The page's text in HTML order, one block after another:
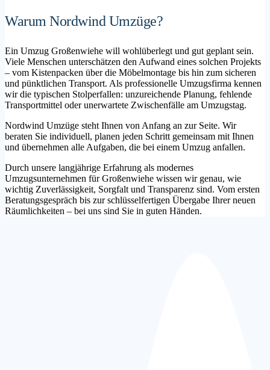
Warum Nordwind Umzüge?
Ein Umzug Großenwiehe will wohlüberlegt und gut geplant sein.
Viele Menschen unterschätzen den Aufwand eines solchen Projekts
– vom Kistenpacken über die Möbelmontage bis hin zum sicheren
und pünktlichen Transport. Als professionelle Umzugsfirma kennen
wir die typischen Stolperfallen: unzureichende Planung, fehlende
Transportmittel oder unerwartete Zwischenfälle am Umzugstag.
Nordwind Umzüge steht Ihnen von Anfang an zur Seite. Wir
beraten Sie individuell, planen jeden Schritt gemeinsam mit Ihnen
und übernehmen alle Aufgaben, die bei einem Umzug anfallen.
Durch unsere langjährige Erfahrung als modernes
Umzugsunternehmen für Großenwiehe wissen wir genau, wie
wichtig Zuverlässigkeit, Sorgfalt und Transparenz sind. Vom ersten
Beratungsgespräch bis zur schlüsselfertigen Übergabe Ihrer neuen
Räumlichkeiten – bei uns sind Sie in guten Händen.